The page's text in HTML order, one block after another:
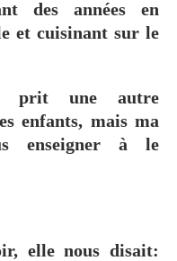
des années en
et cuisinant sur le
prit une autre
enfants, mais ma
enseigner à le
elle nous disait: